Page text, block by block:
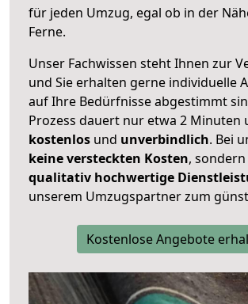
für jeden Umzug, egal ob in der
Ferne.
Unser Fachwissen steht Ihnen zur
und Sie erhalten gerne individuelle
auf Ihre Bedürfnisse abgestimmt
Prozess dauert nur etwa 2 Minuten
kostenlos und unverbindlich. Bei
keine versteckten Kosten,
qualitativ hochwertige
unserem Umzugspartner zum
Kostenlose Angebote